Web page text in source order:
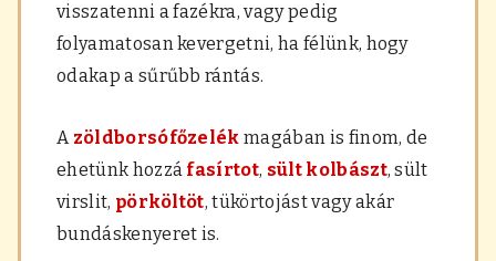
visszatenni a fazékra, vagy pedig
folyamatosan kevergetni, ha félünk, hogy
odakap a sűrűbb rántás.
A zöldborsófőzelék magában is finom, de
ehetünk hozzá fasírtot, sült kolbászt, sült
virslit, pörköltöt, tükörtojást vagy akár
bundáskenyeret is.